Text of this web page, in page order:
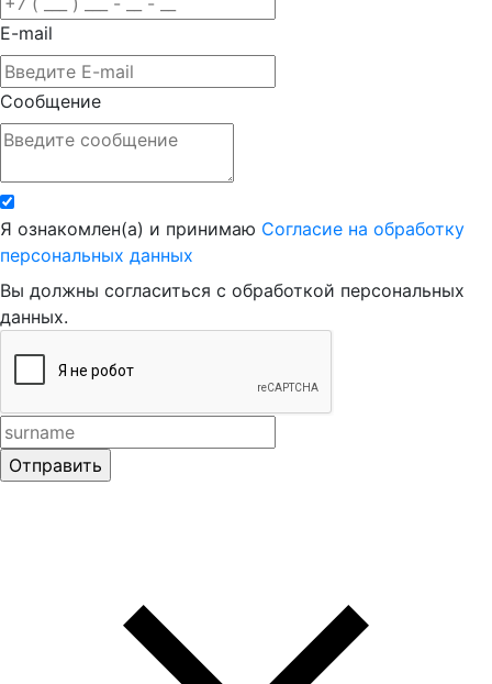
E-mail
Сообщение
Я ознакомлен(а) и принимаю Согласие на обработку
персональных данных
Вы должны согласиться с обработкой персональных
данных.